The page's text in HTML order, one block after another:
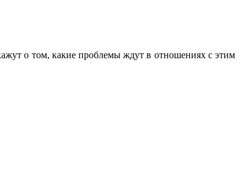
о том, какие проблемы ждут в отношениях с этим